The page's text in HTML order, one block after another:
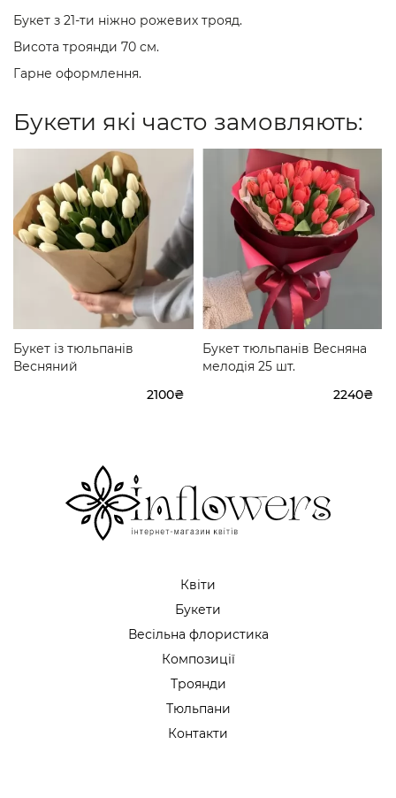
Букет з 21-ти ніжно рожевих трояд.
Висота троянди 70 см.
Гарне оформлення.
Букети які часто замовляють:
Букет із тюльпанів
Весняний
2100₴
Букет тюльпанів Весняна
мелодія 25 шт.
2240₴
Квіти
Букети
Весільна флористика
Композиції
Троянди
Тюльпани
Контакти